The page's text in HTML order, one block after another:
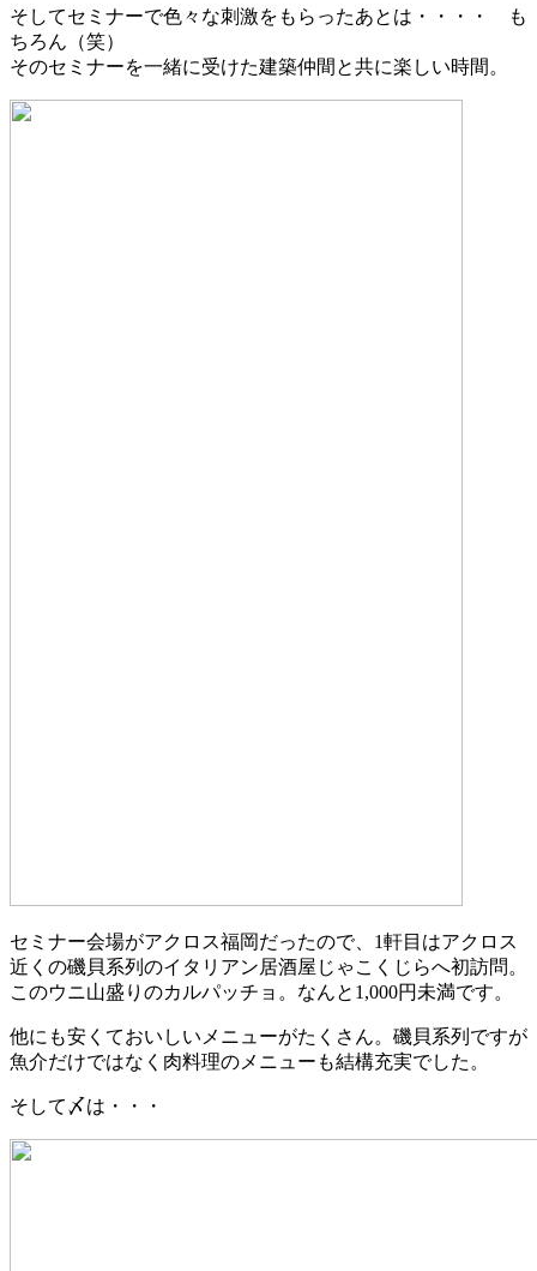
そしてセミナーで色々な刺激をもらったあとは・・・・ も
ちろん（笑）
そのセミナーを一緒に受けた建築仲間と共に楽しい時間。
セミナー会場がアクロス福岡だったので、1軒目はアクロス
近くの磯貝系列のイタリアン居酒屋じゃこくじらへ初訪問。
このウニ山盛りのカルパッチョ。なんと1,000円未満です。
他にも安くておいしいメニューがたくさん。磯貝系列ですが
魚介だけではなく肉料理のメニューも結構充実でした。
そして〆は・・・